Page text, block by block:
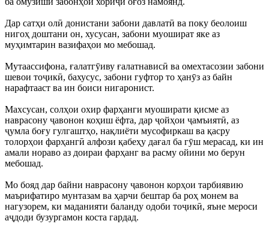
Дар сатҳи олӣ донистани забони давлатӣ ва поку беолоиш
нигоҳ доштани он, хусусан, забони муошират яке аз
муҳимтарин вазифаҳои мо мебошад.
Мутаассифона, ғалатгӯиву ғалатнависӣ ва омехтасозии забони
шевои тоҷикӣ, бахусус, забони гуфтор то ҳанӯз аз байн
нарафтааст ва ин боиси нигаронист.
Махсусан, солҳои охир фарҳанги муоширати қисме аз
наврасону ҷавонон коҳиш ёфта, дар ҷойҳои ҷамъиятӣ, аз
ҷумла боғу гулгаштҳо, нақлиёти мусофиркаш ва қасру
толорҳои фарҳангӣ алфози қабеҳу дағал ба гӯш мерасад, ки ин
амали нораво аз доираи фарҳанг ва расму ойини мо берун
мебошад.
Мо бояд дар байни наврасону ҷавонон корҳои тарбиявию
маърифатиро мунтазам ва ҳарчи бештар ба роҳ монем ва
нагузорем, ки маданияти баланду одоби тоҷикӣ, яъне мероси
аҷдоди бузургамон коста гардад.